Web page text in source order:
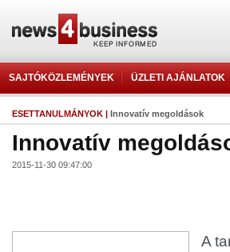
SAJTÓKÖZLEMÉNYEK ÜZLETI AJÁNLATOK
ESETTANULMÁNYOK | Innovatív megoldások
Innovatív
2015-11-30 09:47:00
A